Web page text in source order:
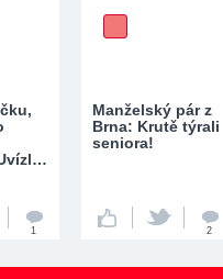
1
Manželský pár z
Brna: Krutě týrali
seniora!
2